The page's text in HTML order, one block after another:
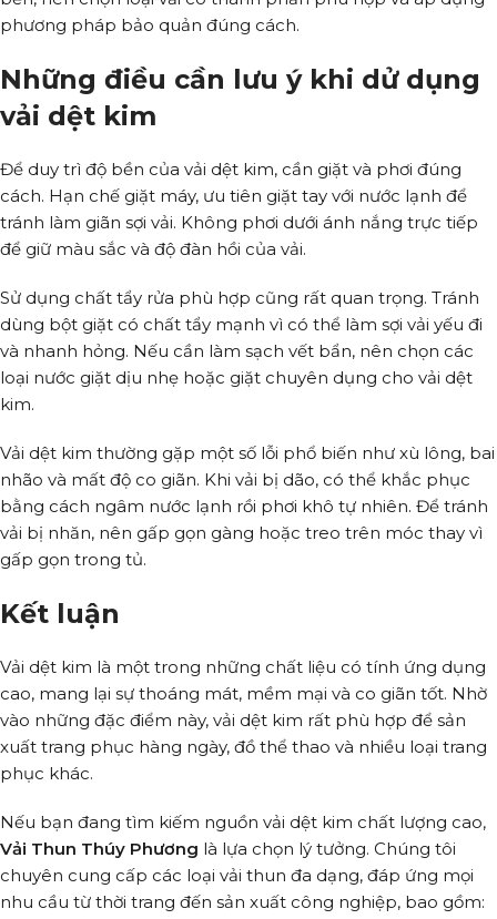
phương pháp bảo quản đúng cách.
Những điều cần lưu ý khi dử dụng
vải dệt kim
Để duy trì độ bền của vải dệt kim, cần giặt và phơi đúng
cách. Hạn chế giặt máy, ưu tiên giặt tay với nước lạnh để
tránh làm giãn sợi vải. Không phơi dưới ánh nắng trực tiếp
để giữ màu sắc và độ đàn hồi của vải.
Sử dụng chất tẩy rửa phù hợp cũng rất quan trọng. Tránh
dùng bột giặt có chất tẩy mạnh vì có thể làm sợi vải yếu đi
và nhanh hỏng. Nếu cần làm sạch vết bẩn, nên chọn các
loại nước giặt dịu nhẹ hoặc giặt chuyên dụng cho vải dệt
kim.
Vải dệt kim thường gặp một số lỗi phổ biến như xù lông, bai
nhão và mất độ co giãn. Khi vải bị dão, có thể khắc phục
bằng cách ngâm nước lạnh rồi phơi khô tự nhiên. Để tránh
vải bị nhăn, nên gấp gọn gàng hoặc treo trên móc thay vì
gấp gọn trong tủ.
Kết luận
Vải dệt kim là một trong những chất liệu có tính ứng dụng
cao, mang lại sự thoáng mát, mềm mại và co giãn tốt. Nhờ
vào những đặc điểm này, vải dệt kim rất phù hợp để sản
xuất trang phục hàng ngày, đồ thể thao và nhiều loại trang
phục khác.
Nếu bạn đang tìm kiếm nguồn vải dệt kim chất lượng cao,
Vải Thun Thúy Phương là lựa chọn lý tưởng. Chúng tôi
chuyên cung cấp các loại vải thun đa dạng, đáp ứng mọi
nhu cầu từ thời trang đến sản xuất công nghiệp, bao gồm: